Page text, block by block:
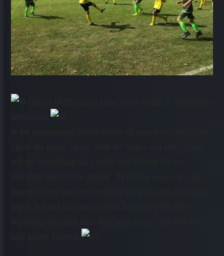
hinnehmen.
bald wieder bessern!